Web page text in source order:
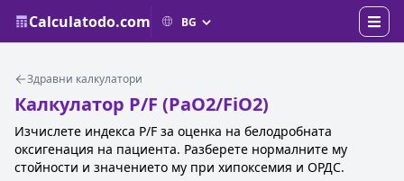
Calculatodo.com
Здравни калкулатори
Калкулатор P/F (PaO2/FiO2)
Изчислете индекса P/F за оценка на белодробната
оксигенация на пациента. Разберете нормалните му
стойности и значението му при хипоксемия и ОРДС.